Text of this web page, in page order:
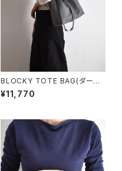
BLOCKY TOTE BAG(ダーク
グレー)
¥11,770